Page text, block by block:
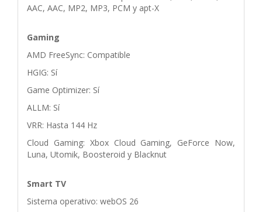
AAC, AAC, MP2, MP3, PCM y apt-X
Gaming
AMD FreeSync: Compatible
HGIG: Sí
Game Optimizer: Sí
ALLM: Sí
VRR: Hasta 144 Hz
Cloud Gaming: Xbox Cloud Gaming, GeForce Now,
Luna, Utomik, Boosteroid y Blacknut
Smart TV
Sistema operativo: webOS 26